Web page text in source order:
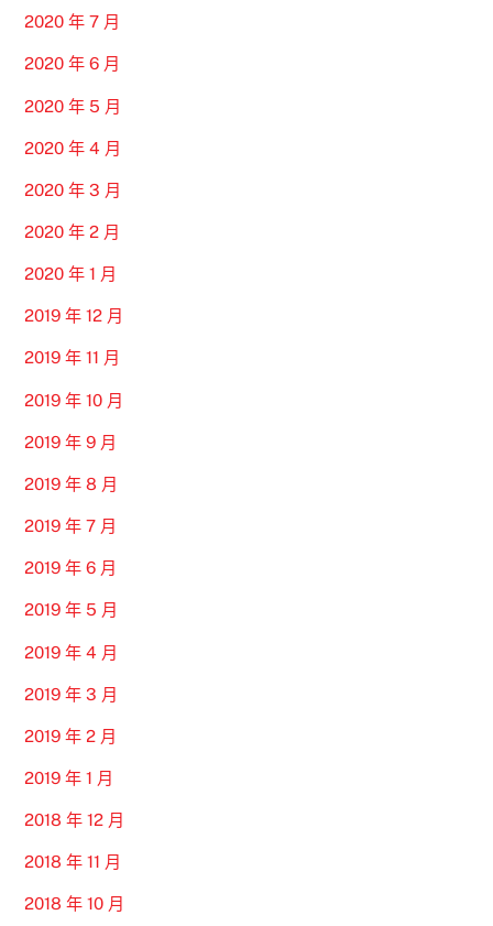
2020 年 7 月
2020 年 6 月
2020 年 5 月
2020 年 4 月
2020 年 3 月
2020 年 2 月
2020 年 1 月
2019 年 12 月
2019 年 11 月
2019 年 10 月
2019 年 9 月
2019 年 8 月
2019 年 7 月
2019 年 6 月
2019 年 5 月
2019 年 4 月
2019 年 3 月
2019 年 2 月
2019 年 1 月
2018 年 12 月
2018 年 11 月
2018 年 10 月